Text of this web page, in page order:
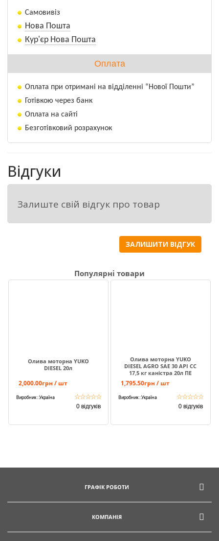
температурних режимах.
Самовивіз
Нова Пошта
Кур'єр Нова Пошта
Оплата
Оплата при отримані на відділенні “Нової Пошти”
Готівкою через банк
Оплата на сайті
Безготівковий розрахунок
Відгуки
Залиште свій відгук про товар
ЗАЛИШИТИ ВІДГУК
Популярні товари
Олива моторна YUKO
DIESEL 20л
2,000.00грн / шт
Виробник : Україна ☆☆☆☆☆
0 відгуків
Олива моторна YUKO
DIESEL AGRO SAE 30 API CC
17,5 кг каністра 20л ПЕ
1,795.50грн / шт
Виробник : Україна ☆☆☆☆☆
0 відгуків
ГРАФІК РОБОТИ
КОМПАНІЯ